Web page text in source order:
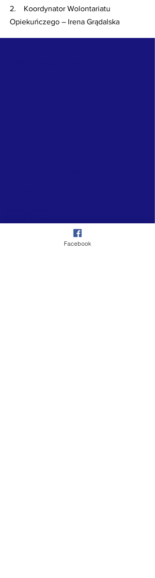
2. Koordynator Wolontariatu
Opiekuńczego – Irena Grądalska
519 457 244,519 549 315
Facebook